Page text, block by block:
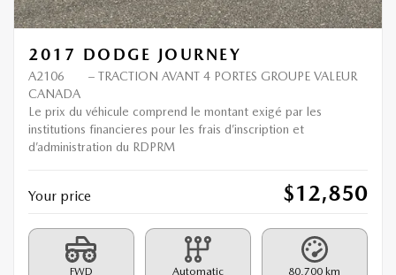
2017 DODGE JOURNEY
A2106
– TRACTION AVANT 4 PORTES GROUPE VALEUR
CANADA
Le prix du véhicule comprend le montant exigé par les
institutions financieres pour les frais d’inscription et
d’administration du RDPRM
Your price $12,850
FWD Automatic 80,700 km